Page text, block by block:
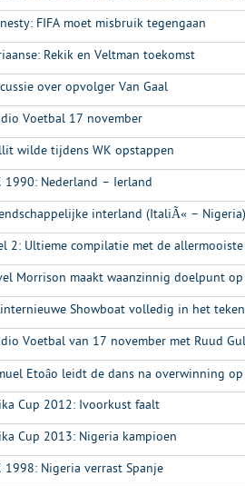
FIFA moet misbruik tegengaan
Rekik en Veltman toekomst
over opvolger Van Gaal
Voetbal 17 november
wilde tijdens WK opstappen
1990: Nederland – Ierland
interland (ItaliÃ« – Nigeria)
2: Ultieme compilatie met de
Morrison maakt waanzinnig doelpunt
Showboat volledig in het
Voetbal van 17 november met Ruud
Etoâo leidt de dans na overwinning
Cup 2012: Ivoorkust faalt
Cup 2013: Nigeria kampioen
1998: Nigeria verrast Spanje